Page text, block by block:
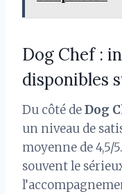
Dog Chef :
disponibles
Du côté deDog
un niveau de
moyenne de 4,5/
souvent le